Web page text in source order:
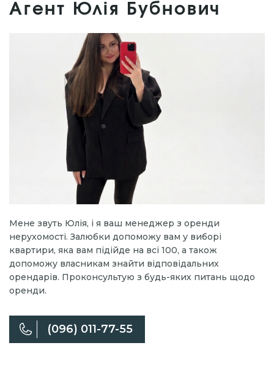
Агент Юлія Бубнович
Мене звуть Юлія, і я ваш менеджер з оренди
нерухомості. Залюбки допоможу вам у виборі
квартири, яка вам підійде на всі 100, а також
допоможу власникам знайти відповідальних
орендарів. Проконсультую з будь-яких питань щодо
оренди.
(096) 011-77-55